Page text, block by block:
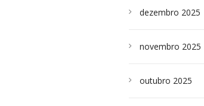
dezembro 2025
novembro 2025
outubro 2025